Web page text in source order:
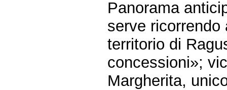
Panorama
serve
territorio di
concessioni»;
Margherita,